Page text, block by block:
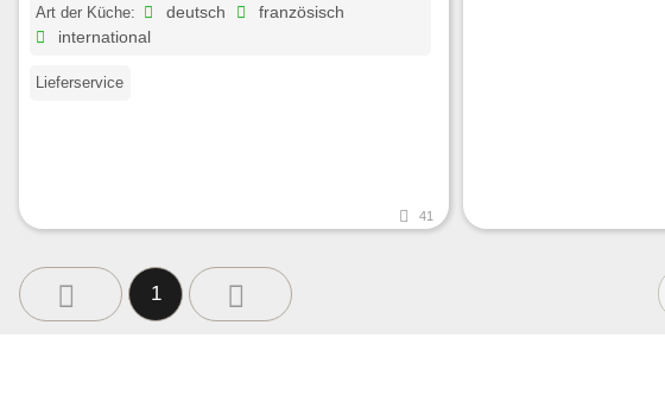
Art der Küche: deutsch
französisch
international
Lieferservice
41
1